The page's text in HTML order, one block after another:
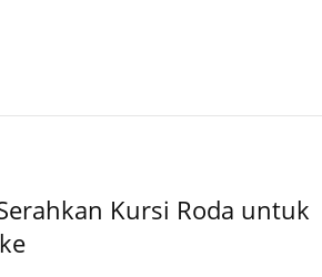
Kursi Roda untuk